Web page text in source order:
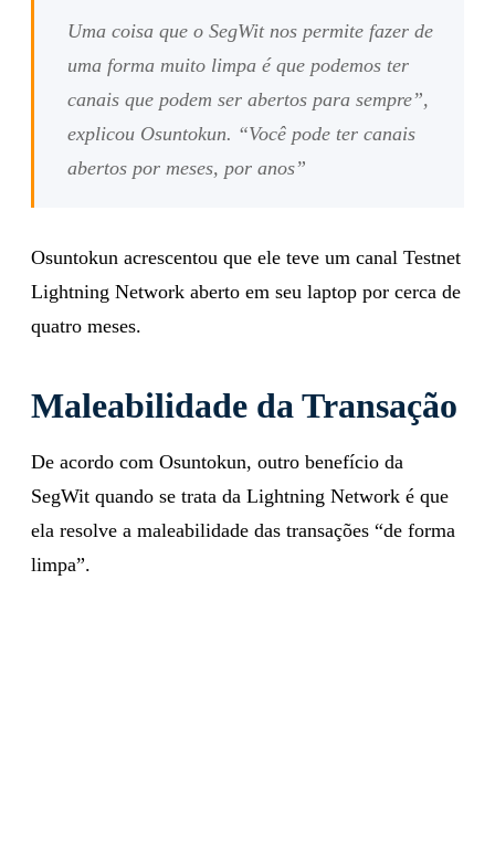
Uma coisa que o SegWit nos permite fazer de
uma forma muito limpa é que podemos ter
canais que podem ser abertos para sempre”,
explicou Osuntokun. “Você pode ter canais
abertos por meses, por anos”
Osuntokun acrescentou que ele teve um canal Testnet
Lightning Network aberto em seu laptop por cerca de
quatro meses.
Maleabilidade da Transação
De acordo com Osuntokun, outro benefício da
SegWit quando se trata da Lightning Network é que
ela resolve a maleabilidade das transações “de forma
limpa”.